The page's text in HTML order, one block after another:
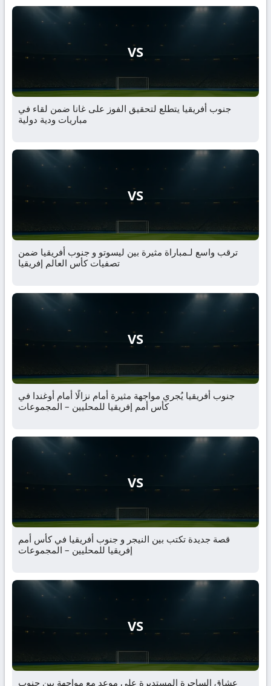
VS
جنوب أفريقيا يتطلع لتحقيق الفوز على غانا ضمن لقاء في
مباريات ودية دولية
VS
ترقب واسع لـمباراة مثيرة بين ليسوتو و جنوب أفريقيا ضمن
تصفيات كأس العالم إفريقيا
VS
جنوب أفريقيا يُجري مواجهة مثيرة أمام نزالًا أمام أوغندا في
كأس أمم إفريقيا للمحليين – المجموعات
VS
قصة جديدة تكتب بين النيجر و جنوب أفريقيا في كأس أمم
إفريقيا للمحليين – المجموعات
VS
عشاق الساحرة المستديرة على موعد مع مواجهة بين جنوب